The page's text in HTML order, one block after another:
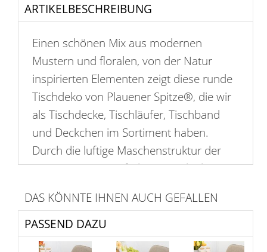
ARTIKELBESCHREIBUNG
Einen schönen Mix aus modernen
Mustern und floralen, von der Natur
inspirierten Elementen zeigt diese runde
Tischdeko von Plauener Spitze®, die wir
als Tischdecke, Tischläufer, Tischband
und Deckchen im Sortiment haben.
Durch die luftige Maschenstruktur der
transparenten, unifarbenen Deko kommt
in sich stimmige und symmetrische
Design auch eine gewisse Harmonie in
den Raum. In der Umrandung sind
PASSEND DAZU
DAS KÖNNTE IHNEN AUCH GEFALLEN